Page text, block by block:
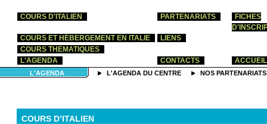
COURS D'ITALIEN PARTENARIATS
FICHES
COURS ET HÉBERGEMENT EN ITALIE
LIENS
COURS THEMATIQUES
L'AGENDA
CONTACTS ACCUEIL
L'AGENDA L'AGENDA DU CENTRE NOS PARTENARIATS
COURS D’ITALIEN